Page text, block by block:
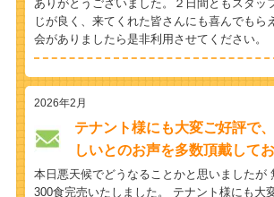
ありがとうございました。２日間ともスタッ
じが良く、来てくれた皆さんにも喜んでもら
会がありましたら是非利用させてください。
2026年2月
テナント様にも大変ご好評で
しいとのお声を多数頂戴してお
本日悪天候でどうなることかと思いましたが
300食完売いたしました。 テナント様にも大